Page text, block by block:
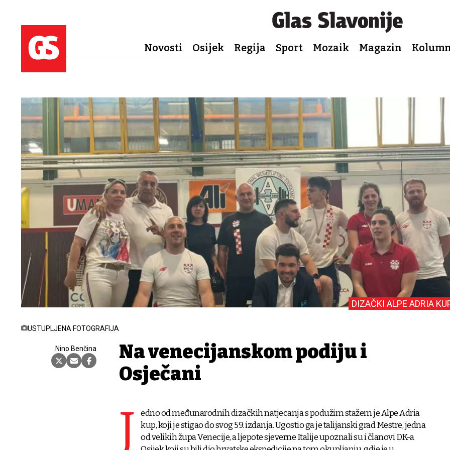
Novosti Osijek Regija Sport Mozaik Magazin
USTUPLJENA FOTOGRAFIJA
Nino Benčina
DIZAČKI ALPE ADRIA
Na venecijanskom podiju i
Osječani
J
edno od međunarodnih dizačkih natjecanja s podužim stažem je Alpe Adria
kup, koji je stigao do svog 59. izdanja. Ugostio ga je talijanski grad Mestre, jedna
od velikih župa Venecije, a ljepote sjeverne Italije upoznali su i članovi DK-a